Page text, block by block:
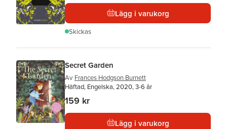
Lägg i varukorg
Skickas
Secret Garden
Av Frances Hodgson Burnett
Häftad, Engelska, 2020, 3-6 år
159 kr
Lägg i varukorg